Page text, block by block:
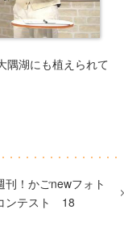
隅湖にも植えられて
刊！かごnewフォト
ンテスト 18